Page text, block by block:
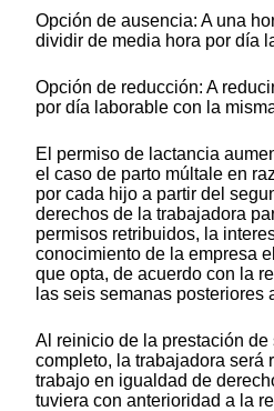
Opción de ausencia: A una
dividir de media hora por día
Opción de reducción: A
por día laborable con la
El permiso de lactancia
el caso de parto múltale en
por cada hijo a partir del
derechos de la trabajadora
permisos retribuidos, la
conocimiento de la empresa
que opta, de acuerdo con la
las seis semanas posteriores
Al reinicio de la prestación
completo, la trabajadora será
trabajo en igualdad de
tuviera con anterioridad a la